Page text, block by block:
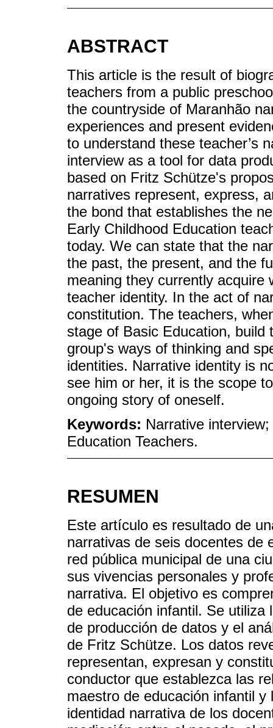
ABSTRACT
This article is the result of
teachers from a public
the countryside of Maranhão
experiences and present
to understand these teacher’s
interview as a tool for data
based on Fritz Schütze's
narratives represent, express,
the bond that establishes the
Early Childhood Education
today. We can state that the
the past, the present, and the
meaning they currently
teacher identity. In the act of
constitution. The teachers,
stage of Basic Education, build
group's ways of thinking and
identities. Narrative identity is
see him or her, it is the scope
ongoing story of oneself.
Keywords: Narrative
Education Teachers.
RESUMEN
Este artículo es resultado de
narrativas de seis docentes de
red pública municipal de una
sus vivencias personales y
narrativa. El objetivo es
de educación infantil. Se
de producción de datos y el
de Fritz Schütze. Los datos
representan, expresan y
conductor que establezca las
maestro de educación infantil
identidad narrativa de los